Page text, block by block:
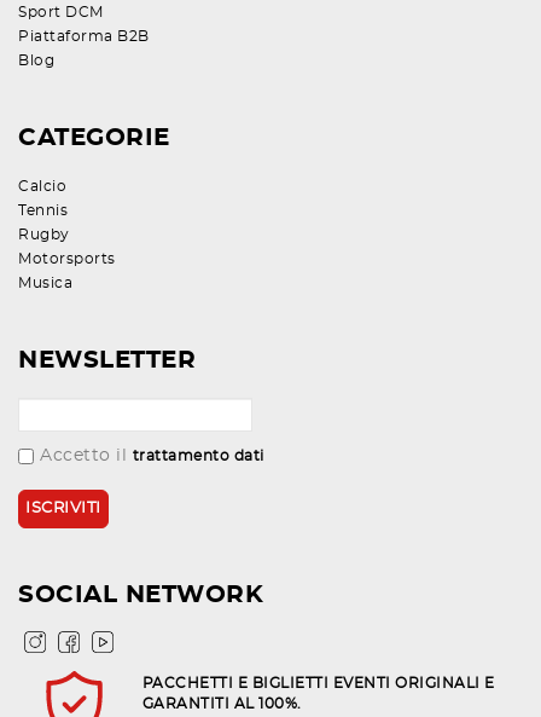
Sport DCM
Piattaforma B2B
Blog
CATEGORIE
Calcio
Tennis
Rugby
Motorsports
Musica
NEWSLETTER
Accetto il trattamento dati
SOCIAL NETWORK
PACCHETTI E BIGLIETTI EVENTI ORIGINALI E
GARANTITI AL 100%.